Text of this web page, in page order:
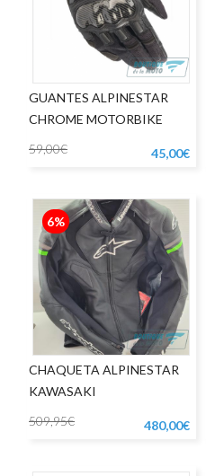
GUANTES ALPINESTAR
CHROME MOTORBIKE
59,00€
45,00€
6%
CHAQUETA ALPINESTAR
KAWASAKI
509,95€
480,00€